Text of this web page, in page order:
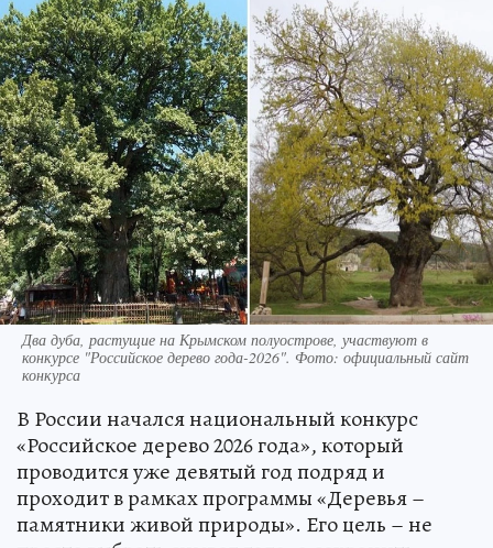
Два дуба, растущие на Крымском полуострове, участвуют в
конкурсе "Российское дерево года-2026". Фото: официальный сайт
конкурса
В России начался национальный конкурс
«Российское дерево 2026 года», который
проводится уже девятый год подряд и
проходит в рамках программы «Деревья –
памятники живой природы». Его цель – не